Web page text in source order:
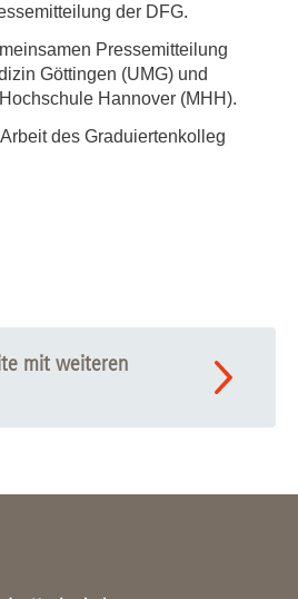
der DFG.
Pressemitteilung
Göttingen (UMG) und
Hannover (MHH).
des Graduiertenkolleg
mit weiteren